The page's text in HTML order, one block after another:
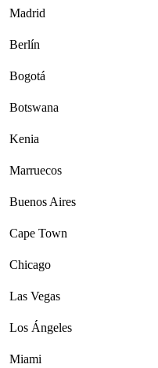
Madrid
Berlín
Bogotá
Botswana
Kenia
Marruecos
Buenos Aires
Cape Town
Chicago
Las Vegas
Los Ángeles
Miami